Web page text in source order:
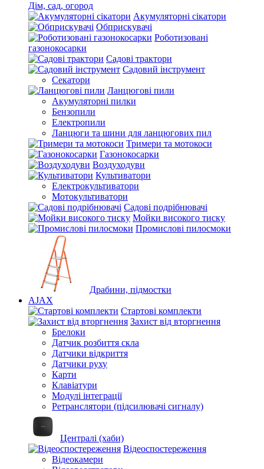
Дім, сад, огород
Акумуляторні сікатори
Обприскувачі
Роботизовані
газонокосарки
Садові трактори
Садовий інструмент
Секатори
Ланцюгові пили
Акумуляторні пилки
Бензопили
Електропили
Ланцюги та шини для ланцюгових пил
Тримери та мотокоси
Газонокосарки
Воздуходуви
Культиватори
Електрокультиватори
Мотокультиватори
Садові подрібнювачі
Мойки високого тиску
Промислові пилосмоки
Драбини, підмостки
AJAX
Стартові комплекти
Захист від вторгнення
Брелоки
Датчик розбиття скла
Датчики відкриття
Датчики руху
Карти
Клавіатури
Модулі інтеграції
Ретранслятори (підсилювачі сигналу)
Централі (хаби)
Відеоспостереження
Відеокамери